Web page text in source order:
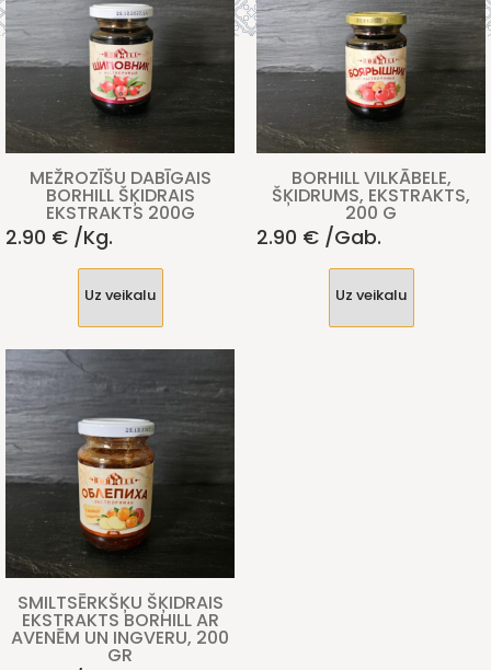
MEŽROZĪŠU DABĪGAIS
BORHILL ŠĶIDRAIS
EKSTRAKTS 200G
2.90 € /kg.
Uz veikalu
BORHILL VILKĀBELE,
ŠĶIDRUMS, EKSTRAKTS,
200 G
2.90 € /gab.
Uz veikalu
SMILTSĒRKŠĶU ŠĶIDRAIS
EKSTRAKTS BORHILL AR
AVENĒM UN INGVERU, 200
GR